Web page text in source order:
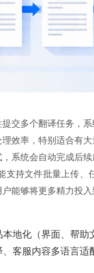
交多个翻译任务，
效率，特别适合有
系统会自动完成后
支持文件批量上传、
能够将更多精力投
本地化（界面、帮助
客服内容多语言适